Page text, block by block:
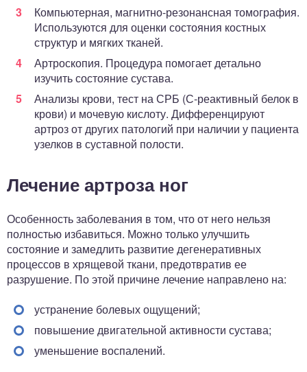
Компьютерная, магнитно-резонансная томография.
Используются для оценки состояния костных
структур и мягких тканей.
Артроскопия. Процедура помогает детально
изучить состояние сустава.
Анализы крови, тест на СРБ (С-реактивный белок в
крови) и мочевую кислоту. Дифференцируют
артроз от других патологий при наличии у пациента
узелков в суставной полости.
Лечение артроза ног
Особенность заболевания в том, что от него нельзя
полностью избавиться. Можно только улучшить
состояние и замедлить развитие дегенеративных
процессов в хрящевой ткани, предотвратив ее
разрушение. По этой причине лечение направлено на:
устранение болевых ощущений;
повышение двигательной активности сустава;
уменьшение воспалений.